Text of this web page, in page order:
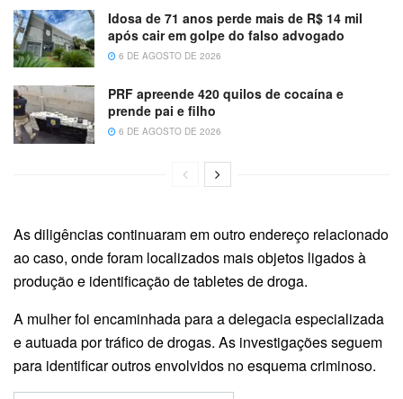
Idosa de 71 anos perde mais de R$ 14 mil
após cair em golpe do falso advogado
6 DE AGOSTO DE 2026
PRF apreende 420 quilos de cocaína e
prende pai e filho
6 DE AGOSTO DE 2026
As diligências continuaram em outro endereço relacionado
ao caso, onde foram localizados mais objetos ligados à
produção e identificação de tabletes de droga.
A mulher foi encaminhada para a delegacia especializada
e autuada por tráfico de drogas. As investigações seguem
para identificar outros envolvidos no esquema criminoso.